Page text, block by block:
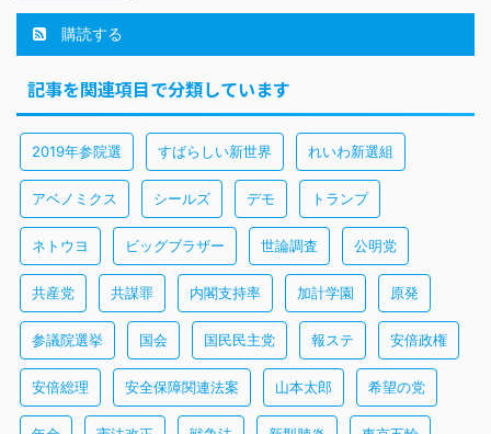
購読する
記事を関連項目で分類しています
2019年参院選 すばらしい新世界 れいわ新選組
アベノミクス シールズ デモ トランプ
ネトウヨ ビッグブラザー 世論調査 公明党
共産党 共謀罪 内閣支持率 加計学園 原発
参議院選挙 国会 国民民主党 報ステ 安倍政権
安倍総理 安全保障関連法案 山本太郎 希望の党